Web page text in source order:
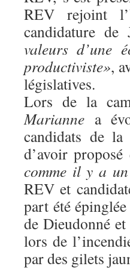
REV rejoint
candidature
valeurs d’une
productiviste»,
législatives.
Lors de la
Marianne a
candidats de
d’avoir proposé
comme il y a
REV et
part été
de Dieudonné
lors de
par des gilets